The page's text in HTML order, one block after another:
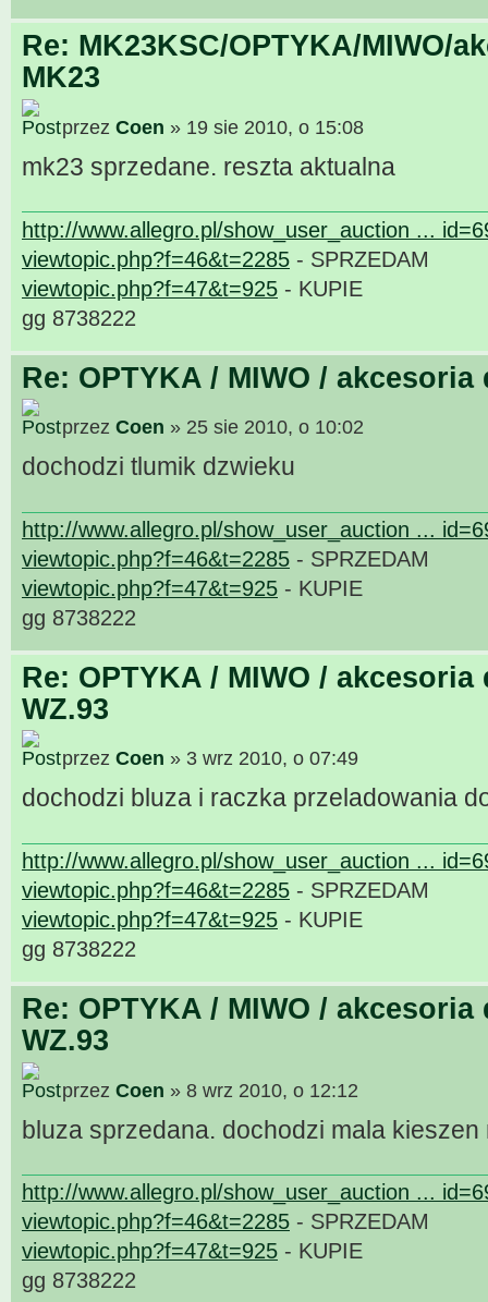
Re: MK23KSC/OPTYKA/MIWO/
MK23
przez Coen » 19 sie 2010, o 15:08
mk23 sprzedane. reszta aktualna
http://www.allegro.pl/show_user_auction ...
viewtopic.php?f=46&t=2285 - SPRZEDAM
viewtopic.php?f=47&t=925 - KUPIE
gg 8738222
Re: OPTYKA / MIWO / akcesoria
przez Coen » 25 sie 2010, o 10:02
dochodzi tlumik dzwieku
http://www.allegro.pl/show_user_auction ...
viewtopic.php?f=46&t=2285 - SPRZEDAM
viewtopic.php?f=47&t=925 - KUPIE
gg 8738222
Re: OPTYKA / MIWO / akcesoria
WZ.93
przez Coen » 3 wrz 2010, o 07:49
dochodzi bluza i raczka przeladowania
http://www.allegro.pl/show_user_auction ...
viewtopic.php?f=46&t=2285 - SPRZEDAM
viewtopic.php?f=47&t=925 - KUPIE
gg 8738222
Re: OPTYKA / MIWO / akcesoria
WZ.93
przez Coen » 8 wrz 2010, o 12:12
bluza sprzedana. dochodzi mala kieszen
http://www.allegro.pl/show_user_auction ...
viewtopic.php?f=46&t=2285 - SPRZEDAM
viewtopic.php?f=47&t=925 - KUPIE
gg 8738222